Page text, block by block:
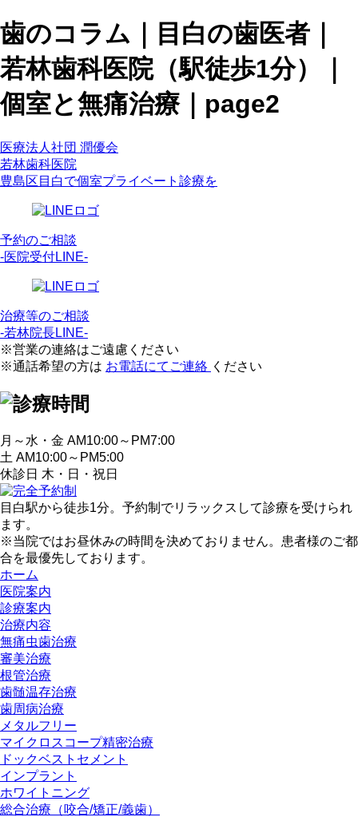
歯のコラム｜目白の歯医者｜
若林歯科医院（駅徒歩1分）｜
個室と無痛治療｜page2
医療法人社団 潤優会
若林歯科医院
豊島区目白で個室プライベート診療を
予約のご相談
-医院受付LINE-
治療等のご相談
-若林院長LINE-
※営業の連絡はご遠慮ください
※通話希望の方は お電話にてご連絡 ください
月～水・金 AM10:00～PM7:00
土 AM10:00～PM5:00
休診日 木・日・祝日
目白駅から徒歩1分。予約制でリラックスして診療を受けられ
ます。
※当院ではお昼休みの時間を決めておりません。患者様のご都
合を最優先しております。
ホーム
医院案内
診療案内
治療内容
無痛虫歯治療
審美治療
根管治療
歯髄温存治療
歯周病治療
メタルフリー
マイクロスコープ精密治療
ドックベストセメント
インプラント
ホワイトニング
総合治療（咬合/矯正/義歯）